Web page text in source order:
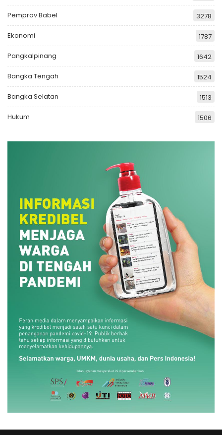
Pemprov Babel 3278
Ekonomi 1787
Pangkalpinang 1642
Bangka Tengah 1524
Bangka Selatan 1513
Hukum 1506